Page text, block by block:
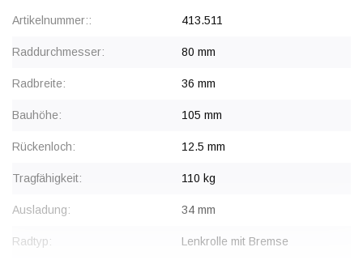
Ab 100 Stück Preis auf Anfrage.
Artikelnummer:: 413.511
Raddurchmesser: 80 mm
Radbreite: 36 mm
Bauhöhe: 105 mm
Rückenloch: 12.5 mm
Tragfähigkeit: 110 kg
Ausladung: 34 mm
Radtyp: Lenkrolle mit Bremse